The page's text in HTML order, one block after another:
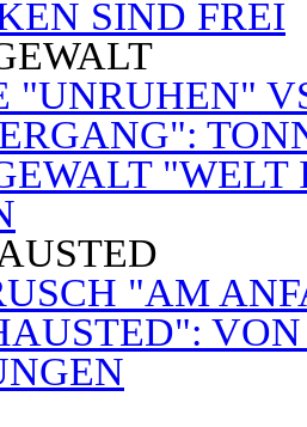
SIND FREI
"UNRUHEN"
"AM